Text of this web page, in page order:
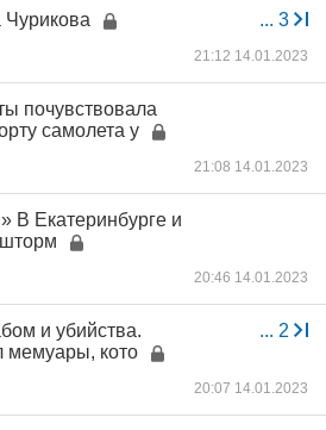
... 3
Чурикова
21:12 14.01.2023
почувствовала
самолета у
21:08 14.01.2023
В Екатеринбурге и
шторм
20:46 14.01.2023
... 2
и убийства.
мемуары, кото
20:07 14.01.2023